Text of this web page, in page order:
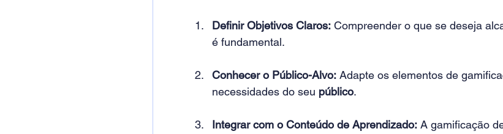
Definir Objetivos Claros: Compreender o que se deseja
é fundamental.
Conhecer o Público-Alvo: Adapte os elementos de
necessidades do seu público.
Integrar com o Conteúdo de Aprendizado: A gamificação